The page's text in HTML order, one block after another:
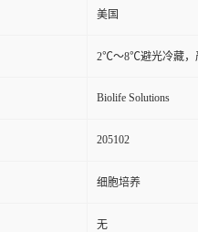
美国
2℃～8℃避光冷藏，
Biolife Solutions
205102
细胞培养
无